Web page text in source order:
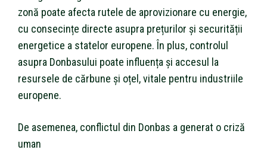
zonă poate afecta rutele de aprovizionare cu energie,
cu consecințe directe asupra prețurilor și securității
energetice a statelor europene. În plus, controlul
asupra Donbasului poate influența și accesul la
resursele de cărbune și oțel, vitale pentru industriile
europene.
De asemenea, conflictul din Donbas a generat o criză
uman